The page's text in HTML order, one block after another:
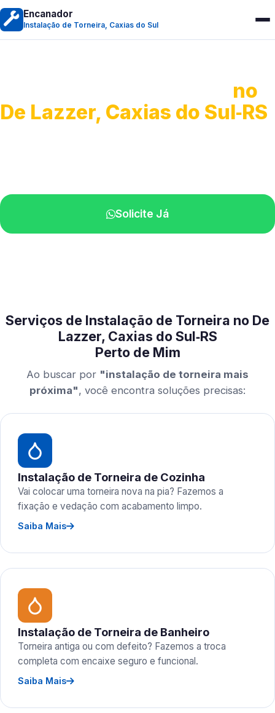
Encanador
Instalação de Torneira, Caxias do Sul
no
De Lazzer, Caxias do Sul‑RS
Solicite Já
Serviços de Instalação de Torneira no De
Lazzer, Caxias do Sul‑RS
Perto de Mim
Ao buscar por "instalação de torneira mais
próxima", você encontra soluções precisas:
Instalação de Torneira de Cozinha
Vai colocar uma torneira nova na pia? Fazemos a
fixação e vedação com acabamento limpo.
Saiba Mais
Instalação de Torneira de Banheiro
Torneira antiga ou com defeito? Fazemos a troca
completa com encaixe seguro e funcional.
Saiba Mais